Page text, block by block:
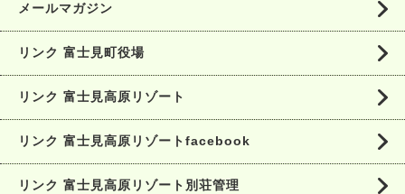
メールマガジン
リンク 富士見町役場
リンク 富士見高原リゾート
リンク 富士見高原リゾートfacebook
リンク 富士見高原リゾート別荘管理